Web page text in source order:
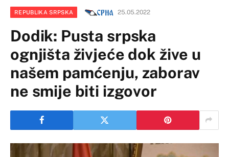
REPUBLIKA SRPSKA 25.05.2022
Dodik: Pusta srpska
ognjišta živjeće dok žive u
našem pamćenju, zaborav
ne smije biti izgovor